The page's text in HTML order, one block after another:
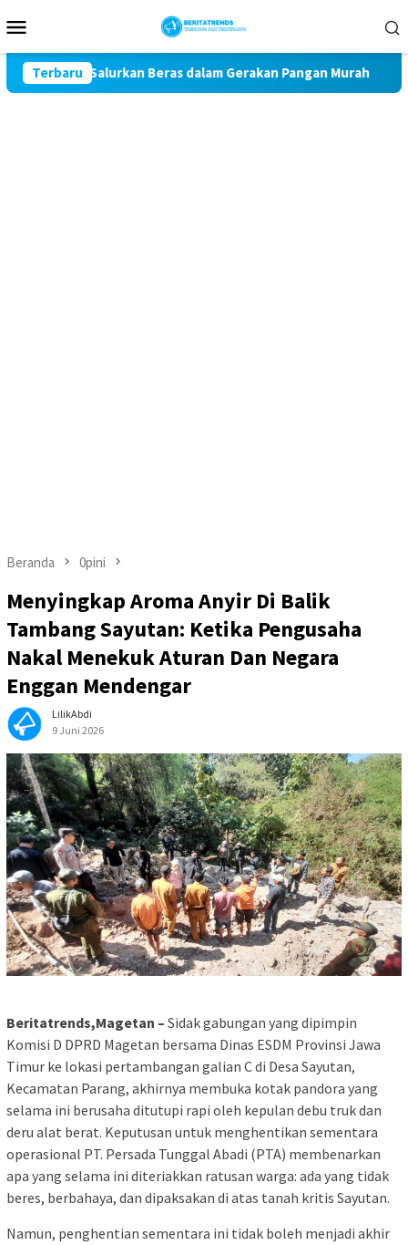
ke
Mobile
Terbaru
Salurkan Beras dalam Gerakan Pangan Murah Perum
Beranda 0pini
Menyingkap Aroma Anyir Di Balik
Tambang Sayutan: Ketika Pengusaha
Nakal Menekuk Aturan Dan Negara
Enggan Mendengar
LilikAbdi
9 Juni 2026
Beritatrends,Magetan – Sidak gabungan yang dipimpin
Komisi D DPRD Magetan bersama Dinas ESDM Provinsi Jawa
Timur ke lokasi pertambangan galian C di Desa Sayutan,
Kecamatan Parang, akhirnya membuka kotak pandora yang
selama ini berusaha ditutupi rapi oleh kepulan debu truk dan
deru alat berat. Keputusan untuk menghentikan sementara
operasional PT. Persada Tunggal Abadi (PTA) membenarkan
apa yang selama ini diteriakkan ratusan warga: ada yang tidak
beres, berbahaya, dan dipaksakan di atas tanah kritis Sayutan.
Namun, penghentian sementara ini tidak boleh menjadi akhir